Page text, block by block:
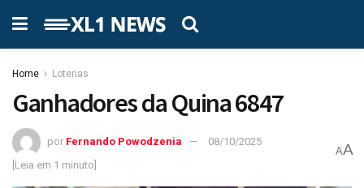
Home Loterias
Ganhadores da Quina 6847
por Fernando Powodzenia
08/10/2025
[Leia em 1 minuto]
AA